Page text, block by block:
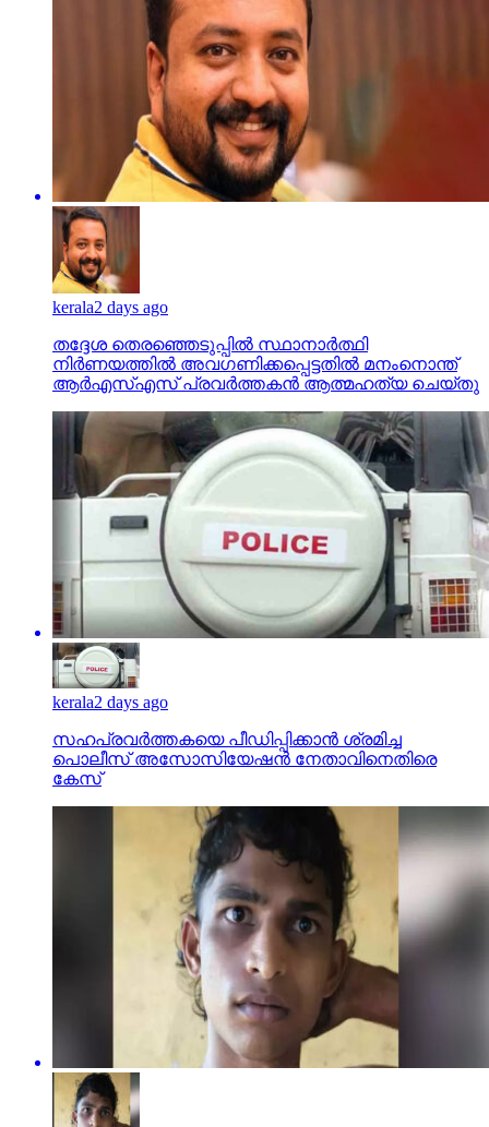
kerala2 days ago
തദ്ദേശ തെരഞ്ഞെടുപ്പില്‍ സ്ഥാനാര്‍ത്ഥി
നിര്‍ണയത്തില്‍ അവഗണിക്കപ്പെട്ടതില്‍ മനംനൊന്ത്
ആര്‍എസ്എസ് പ്രവര്‍ത്തകന്‍ ആത്മഹത്യ ചെയ്തു
kerala2 days ago
സഹപ്രവര്‍ത്തകയെ പീഡിപ്പിക്കാന്‍ ശ്രമിച്ച
പൊലീസ് അസോസിയേഷന്‍ നേതാവിനെതിരെ
കേസ്